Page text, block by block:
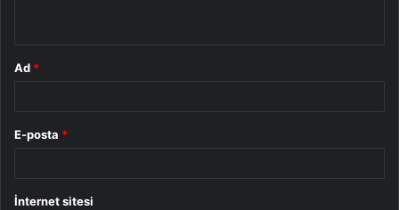
Ad *
E-posta *
İnternet sitesi